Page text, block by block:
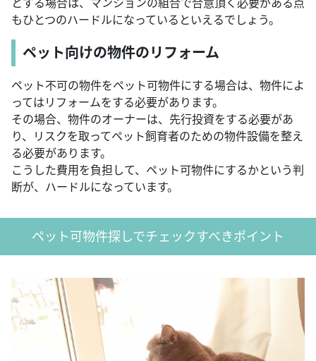
もひとつのハードルになっているといえるでしょう。
ペット向けの物件のリフォーム
ペット不可の物件をペット可物件にする場合は、物件によ
ってはリフォームをする必要があります。
その場合、物件のオーナーは、先行投資をする必要があ
り、リスクを取ってペット飼育者のための物件設備を整え
る必要があります。
こうした費用を負担して、ペット可物件にするかという判
断が、ハードルになっています。
ペット可物件探しでチェックすべきポイント